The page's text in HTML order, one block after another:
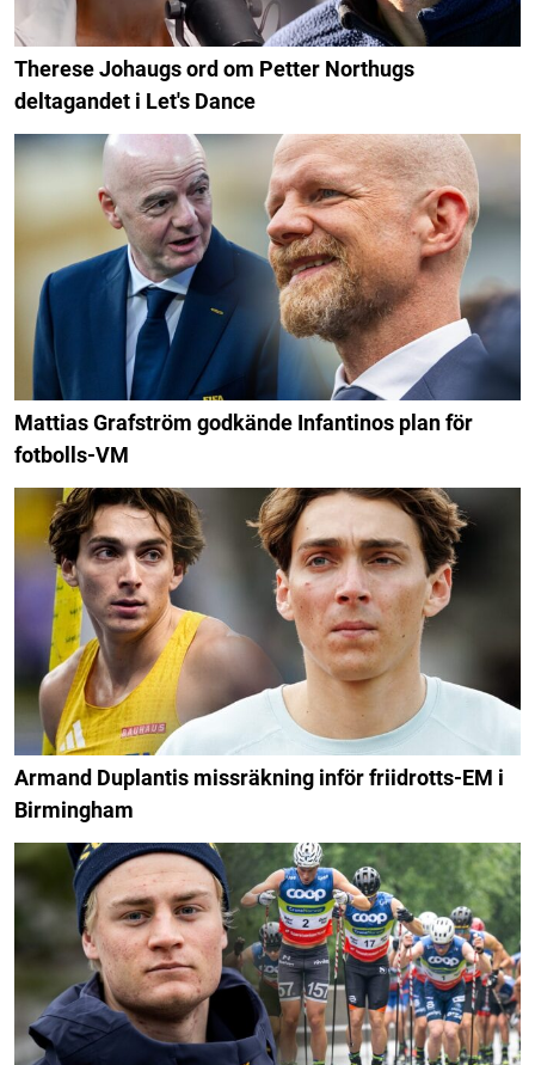
Therese Johaugs ord om Petter Northugs
deltagandet i Let's Dance
Mattias Grafström godkände Infantinos plan för
fotbolls-VM
Armand Duplantis missräkning inför friidrotts-EM i
Birmingham